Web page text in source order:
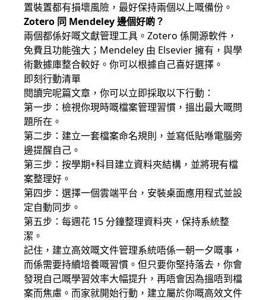
置裝置都有損壞風險，最好保持兩個以上嘅備份。
Zotero 同 Mendeley 邊個好啲？
兩個都係好嘅文獻管理工具。Zotero 係開源軟件，
免費且功能強大；Mendeley 由 Elsevier 擁有，與學
術數據庫整合較好。你可以根據自己喜好選擇。
即刻行動清單
閱讀完呢篇文章，你可以立即採取以下行動：
第一步：檢視你現時嘅檔案管理習慣，搵出最大嘅問
題所在。
第二步：建立一套檔案命名規則，並寫低貼喺電腦旁
邊提醒自己。
第三步：按學期+科目建立資料夾結構，並將現有檔
案整理好。
第四步：選擇一個雲端平台，安裝桌面應用程式並設
定自動同步。
第五步：每週花 15 分鐘整理資料夾，保持系統整
潔。
記住，建立高效嘅文件管理系統唔係一朝一夕嘅事，
而係需要持續培養嘅習慣。但只要你堅持落去，你會
發現自己嘅學習效率大幅提升，再唔會因為搵唔到檔
案而焦慮。而家就開始行動，建立屬於你嘅高效文件